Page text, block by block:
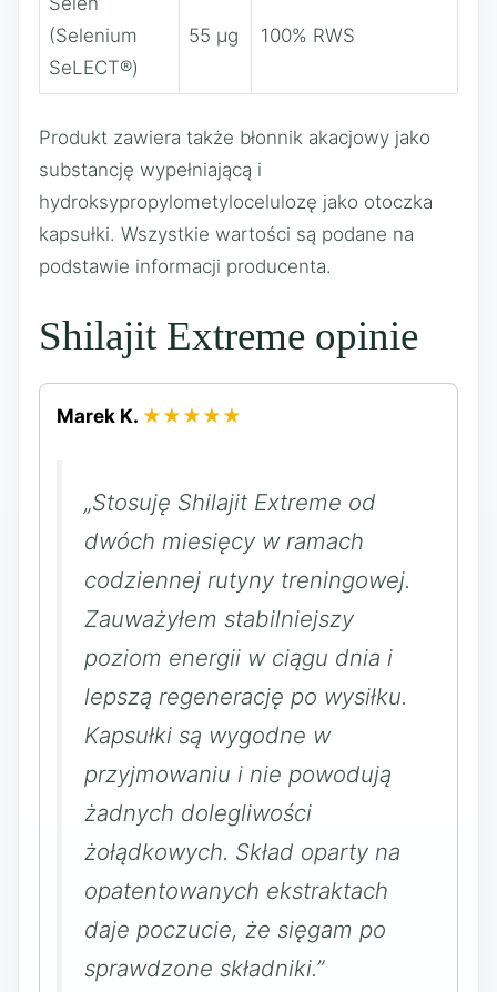
(Selenium
SeLECT®)
55 µg 100% RWS
Produkt zawiera także błonnik akacjowy jako
substancję wypełniającą i
hydroksypropylometylocelulozę jako otoczka
kapsułki. Wszystkie wartości są podane na
podstawie informacji producenta.
Shilajit Extreme opinie
Marek K. ★★★★★
„Stosuję Shilajit Extreme od
dwóch miesięcy w ramach
codziennej rutyny treningowej.
Zauważyłem stabilniejszy
poziom energii w ciągu dnia i
lepszą regenerację po wysiłku.
Kapsułki są wygodne w
przyjmowaniu i nie powodują
żadnych dolegliwości
żołądkowych. Skład oparty na
opatentowanych ekstraktach
daje poczucie, że sięgam po
sprawdzone składniki.”